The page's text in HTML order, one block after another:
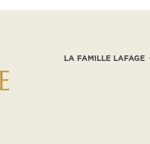
LA FAMILLE LAFAGE